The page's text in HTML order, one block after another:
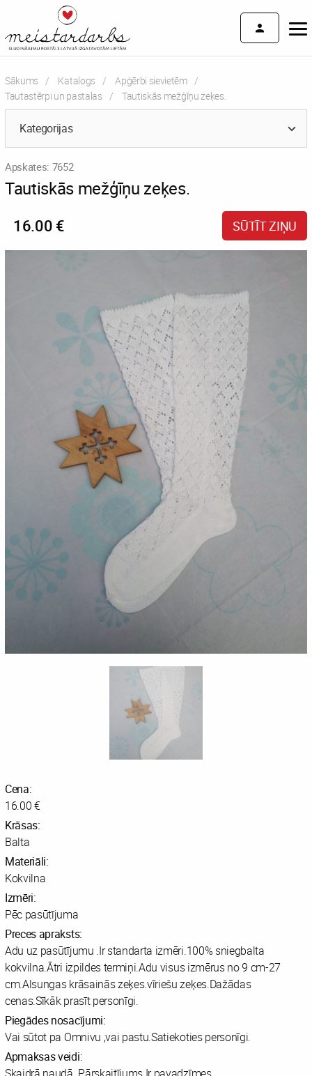
Sākums Katalogs
Apģērbi sievietēm
Tautastērpi un pastalas
Current:
Tautiskās mežģīņu zeķes.
Kategorijas
Apskates: 7652
Tautiskās mežģīņu zeķes.
16.00 € SŪTĪT ZIŅU
Cena:
16.00 €
Krāsas:
Balta
Materiāli:
Kokvilna
Izmēri:
Pēc pasūtījuma
Preces apraksts:
Adu uz pasūtījumu .Ir standarta izmēri.100% sniegbalta
kokvilna.Ātri izpildes termiņi.Adu visus izmērus no 9 cm-27
cm.Alsungas krāsainās zeķes.vīriešu zeķes.Dažādas
cenas.Sīkāk prasīt personīgi.
Piegādes nosacījumi:
Vai sūtot pa Omnivu ,vai pastu.Satiekoties personīgi.
Apmaksas veidi: